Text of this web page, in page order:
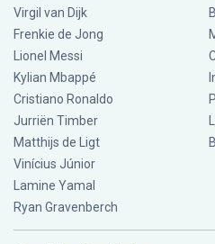
Virgil van Dijk
Frenkie de Jong
Lionel Messi
Kylian Mbappé
Cristiano Ronaldo
Jurriën Timber
Matthijs de Ligt
Vinícius Júnior
Lamine Yamal
Ryan Gravenberch